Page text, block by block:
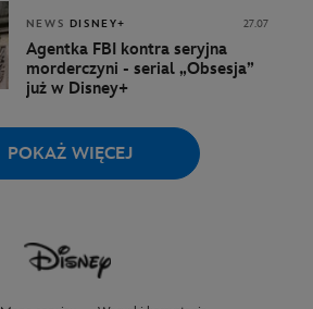
NEWS DISNEY+ 27.07
Agentka FBI kontra seryjna
morderczyni - serial „Obsesja”
już w Disney+
POKAŻ WIĘCEJ